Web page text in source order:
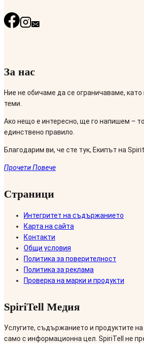
За нас
Ние не обичаме да се ограничаваме,
теми.
Ако нещо е интересно, ще го напишем –
единствено правило.
Благодарим ви, че сте тук, Екипът на
Прочети Повече
Страници
Интегритет на съдържанието
Карта на сайта
Контакти
Общи условия
Политика за поверителност
Политика за реклама
Проверка на марки и продукти
SpiriTell Медия
Услугите, съдържанието и продуктите
само с информационна цел. SpiriTell не